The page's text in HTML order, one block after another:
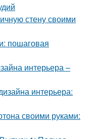
стену своими
пошаговая
интерьера –
интерьера:
своими руками: